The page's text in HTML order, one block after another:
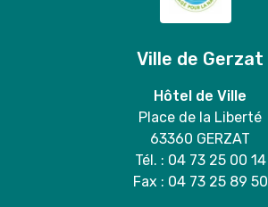
Ville de Gerzat
Hôtel de Ville
Place de la Liberté
63360 GERZAT
Tél. : 04 73 25 00 14
Fax : 04 73 25 89 50